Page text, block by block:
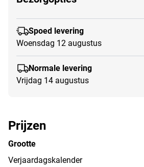
Spoed levering
Woensdag 12 augustus
Normale levering
Vrijdag 14 augustus
Prijzen
Grootte
Verjaardagskalender